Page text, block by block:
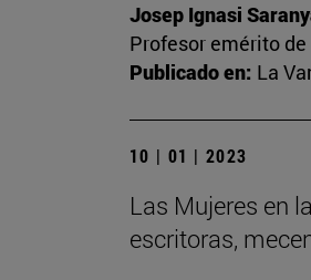
Josep Ignasi
Profesor emérito
Publicado en: La
10 | 01 | 2023
Las Mujeres en
escritoras,